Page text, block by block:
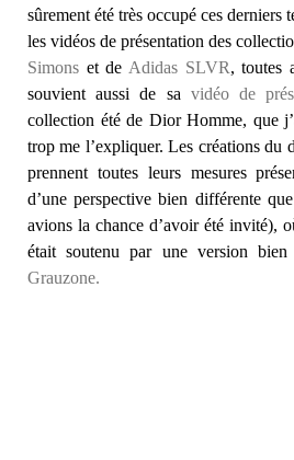
sûrement été très occupé ces derniers
les vidéos de présentation des
Simons et de Adidas SLVR, toutes
souvient aussi de sa vidéo de
collection été de Dior Homme, que
trop me l’expliquer. Les créations du
prennent toutes leurs mesures
d’une perspective bien différente
avions la chance d’avoir été invité),
était soutenu par une version
Grauzone.